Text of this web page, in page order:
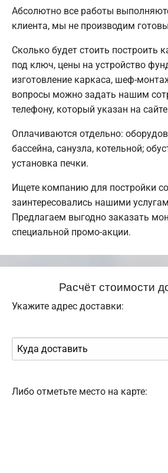
Абсолютно все работы
клиента, мы не производим
Сколько будет стоить построить
под ключ, цены на устройство
изготовление каркаса, шеф-
вопросы можно задать нашим
телефону, который указан на
Оплачиваются отдельно:
бассейна, санузла, котельной;
установка печки.
Ищете компанию для постройки
заинтересовались нашими
Предлагаем выгодно заказать
специальной промо-акции.
Расчёт стоимости
Укажите адрес доставки:
Либо отметьте место на карте: